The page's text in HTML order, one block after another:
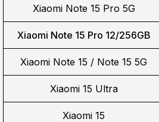
Xiaomi Note 15 Pro 5G
Xiaomi Note 15 Pro 12/256GB
Xiaomi Note 15 / Note 15 5G
Xiaomi 15 Ultra
Xiaomi 15